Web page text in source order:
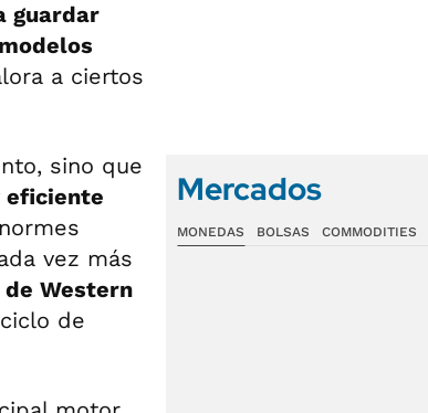
guardar
a ciertos
sino que
eficiente
vez más
Western
de
Mercados
MONEDAS BOLSAS COMMODITIES